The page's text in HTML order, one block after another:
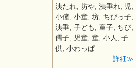
洟たれ, 坊や, 洟垂れ, 児,
小僮, 小童, 坊, ちびっ子,
洟垂, 子ども, 童子, ちび,
孺子, 児童, 童, 小人, 子
供, 小わっぱ
詳細